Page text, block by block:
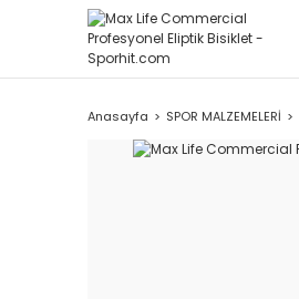
Anasayfa SPOR MALZEMELERİ